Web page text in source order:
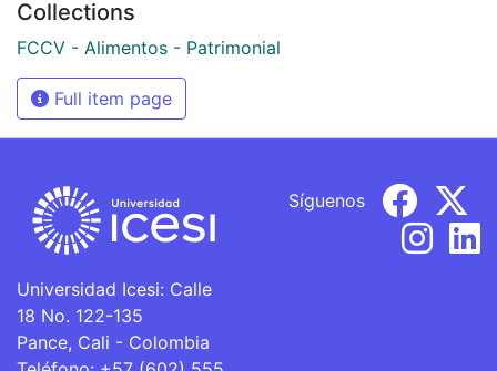
Collections
FCCV - Alimentos - Patrimonial
Full item page
Universidad Icesi: Calle
18 No. 122-135
Pance, Cali - Colombia
Síguenos